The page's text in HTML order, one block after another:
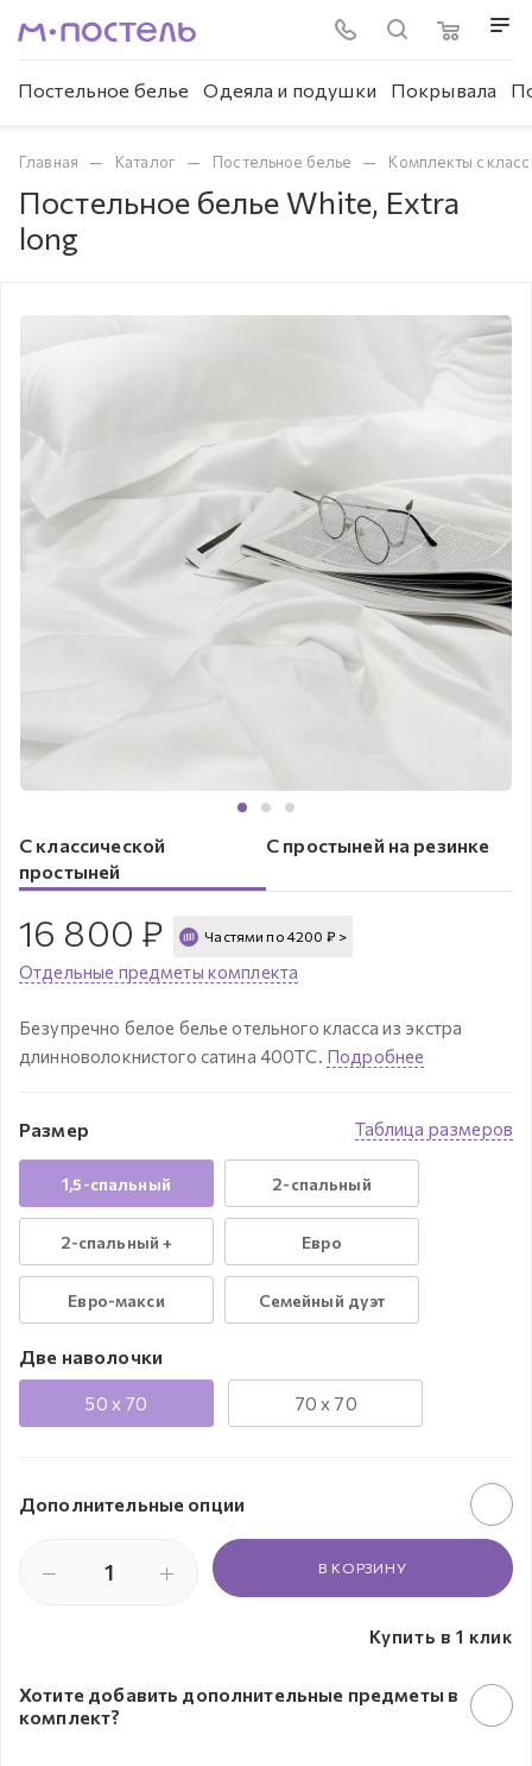
Постельное белье Одеяла и подушки Покрывала
Главная — Каталог — Постельное белье — Комплекты с
Постельное белье White, Extra
long
С классической
простыней
С простыней на резинке
16 800 ₽ Частями по 4200 ₽ >
Отдельные предметы комплекта
Безупречно белое белье отельного класса из экстра
длинноволокнистого сатина 400ТС. Подробнее
Таблица размеров
Размер
1,5-спальный 2-спальный
2-спальный + Евро
Евро-макси Семейный дуэт
Две наволочки
50 x 70 70 x 70
Дополнительные опции
В КОРЗИНУ
Купить в 1 клик
Хотите добавить дополнительные предметы в
комплект?